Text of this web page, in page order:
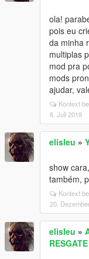
ola!
pois eu
da minha
multiplas
mod pra
mods
ajudar,
Kontext
6. Juli 2019
elisleu »
show
também,
Kontext
20.
elisleu »